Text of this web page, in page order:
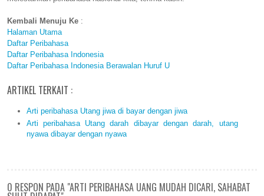
Kembali Menuju Ke :
Halaman Utama
Daftar Peribahasa
Daftar Peribahasa Indonesia
Daftar Peribahasa Indonesia Berawalan Huruf U
ARTIKEL TERKAIT :
Arti peribahasa Utang jiwa di bayar dengan jiwa
Arti peribahasa Utang darah dibayar dengan darah, utang
nyawa dibayar dengan nyawa
0 RESPON PADA "ARTI PERIBAHASA UANG MUDAH DICARI, SAHABAT